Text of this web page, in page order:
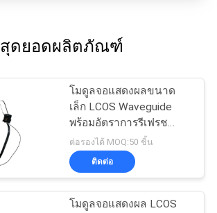
สุดยอดผลิตภัณฑ์
โมดูลจอแสดงผลขนาด
เล็ก LCOS Waveguide
พร้อมอัตราการรีเฟรช
120Hz, FOV 40°, และ
ความละเอียด 1920x1080
ต่อรองได้ MOQ:50 ชิ้น
ติดต่อ
โมดูลจอแสดงผล LCOS